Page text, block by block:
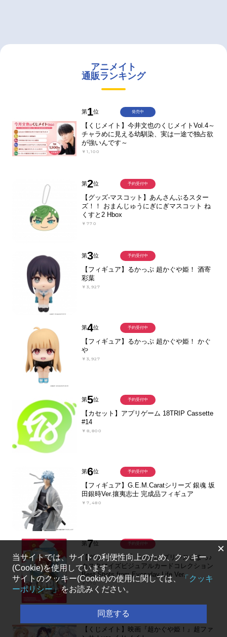
アニメイト
通販ランキング
第1位
【くじメイト】今井文也のくじメイトVol.4～
チャラめに見える幼馴染、実は一途で独占欲
が強いんです～
￥1,100
発売中
第2位
【グッズ-マスコット】あんさんぶるスター
ズ！！ おまんじゅうにぎにぎマスコット ね
くすと2 Hbox
￥770
予約受付中
第3位
【フィギュア】るかっぷ 超かぐや姫！ 酒寄
彩葉
￥3,927
予約受付中
第4位
【フィギュア】るかっぷ 超かぐや姫！ かぐ
や
￥3,927
予約受付中
第5位
【カセット】アプリゲーム 18TRIP Cassette
#14
￥8,800
予約受付中
第6位
【フィギュア】G.E.M.Caratシリーズ 銀魂 坂
田銀時Ver.攘夷志士 完成品フィギュア
￥7,480
予約受付中
第7位
【グッズ-カード】うたの☆プリンスさまっ♪
カスタマイズビジュアルカードコレクション
Best Shots from Everyday Life Ver.
予約受付中
【くじメイト】映画『超かぐや姫！』超ファ
×
当サイトでは、サイトの利便性向上のため、クッキー
(Cookie)を使用しています。
サイトのクッキー(Cookie)の使用に関しては、「クッキ
ーポリシー」をお読みください。
同意する